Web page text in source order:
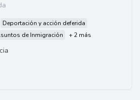
Deportación y acción deferida
de Inmigración + 2 más